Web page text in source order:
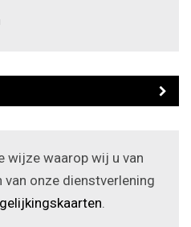
wijze waarop wij u van
onze dienstverlening
.